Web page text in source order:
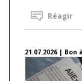
Réagir
21.07.2026 | Bon